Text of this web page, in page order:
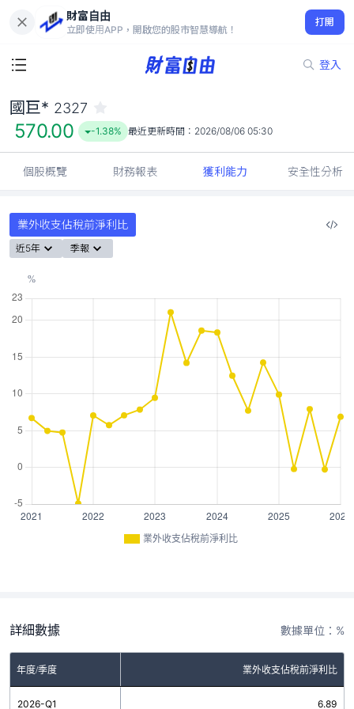
財富自由
立即使用APP，開啟您的股市智慧導航！
打開
登入
570.00
-1.38%
國巨* 2327
570.00 -1.38% 最近更新時間： 2026/08/06 05:30
個股概覽 財務報表 獲利能力 安全性分析
業外收支佔稅前淨利比
近5年 季報
業外收支佔稅前淨利比
詳細數據 數據單位：%
年度/季度 業外收支佔稅前淨利比
2026-Q1 6.89